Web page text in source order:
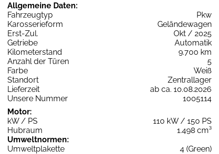
Allgemeine Daten:
Fahrzeugtyp
Pkw
Karosserieform
Geländewagen
Erst-Zul.
Okt / 2025
Getriebe
Automatik
Kilometerstand
9.700 km
Anzahl der Türen
5
Farbe
Weiß
Standort
Zentrallager
Lieferzeit
ab ca. 10.08.2026
Unsere Nummer
1005114
Motor:
kW / PS
110 kW / 150 PS
Hubraum
1.498 cm³
Umweltnormen:
Umweltplakette
4 (Green)